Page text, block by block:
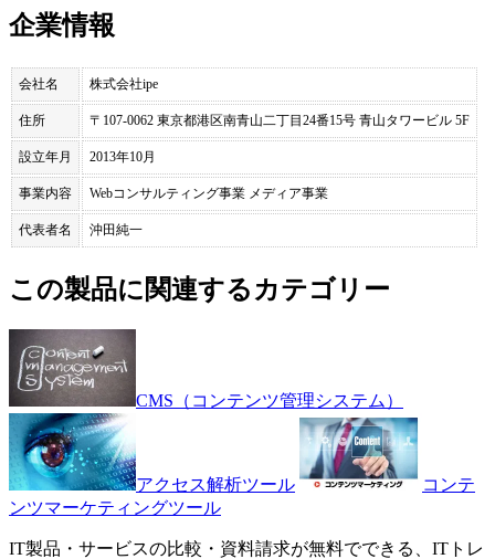
企業情報
会社名 株式会社ipe
住所 〒107-0062 東京都港区南青山二丁目24番15号 青山タワービル 5F
設立年月 2013年10月
事業内容 Webコンサルティング事業 メディア事業
代表者名 沖田純一
この製品に関連するカテゴリー
CMS（コンテンツ管理システム）
アクセス解析ツール
コンテ
ンツマーケティングツール
IT製品・サービスの比較・資料請求が無料でできる、ITトレ